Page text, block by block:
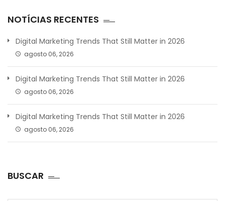
NOTÍCIAS RECENTES
Digital Marketing Trends That Still Matter in 2026
agosto 06, 2026
Digital Marketing Trends That Still Matter in 2026
agosto 06, 2026
Digital Marketing Trends That Still Matter in 2026
agosto 06, 2026
BUSCAR